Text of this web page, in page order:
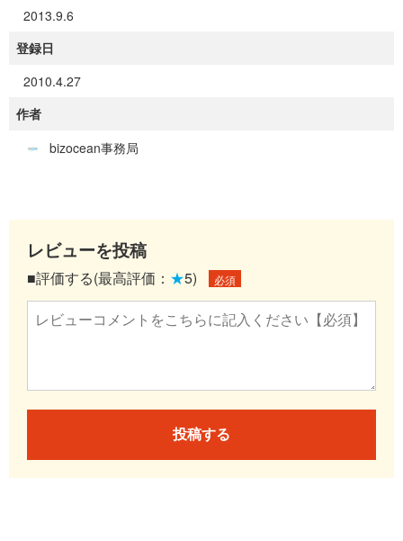
2013.9.6
登録日
2010.4.27
作者
bizocean事務局
レビューを投稿
■評価する(最高評価： ★5) 必須
投稿する